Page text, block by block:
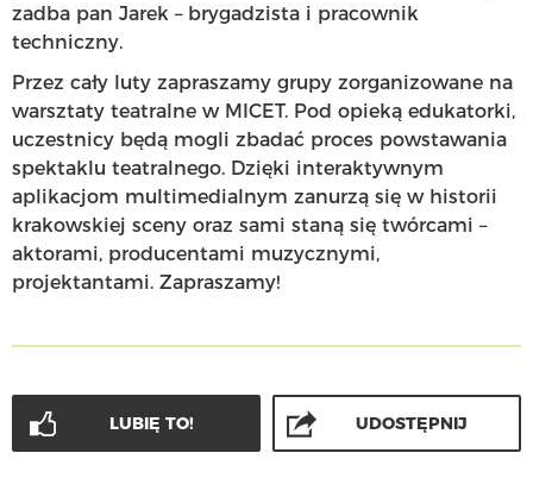
zadba pan Jarek – brygadzista i pracownik
techniczny.
Przez cały luty zapraszamy grupy zorganizowane na
warsztaty teatralne w MICET. Pod opieką edukatorki,
uczestnicy będą mogli zbadać proces powstawania
spektaklu teatralnego. Dzięki interaktywnym
aplikacjom multimedialnym zanurzą się w historii
krakowskiej sceny oraz sami staną się twórcami –
aktorami, producentami muzycznymi,
projektantami. Zapraszamy!
LUBIĘ TO! UDOSTĘPNIJ